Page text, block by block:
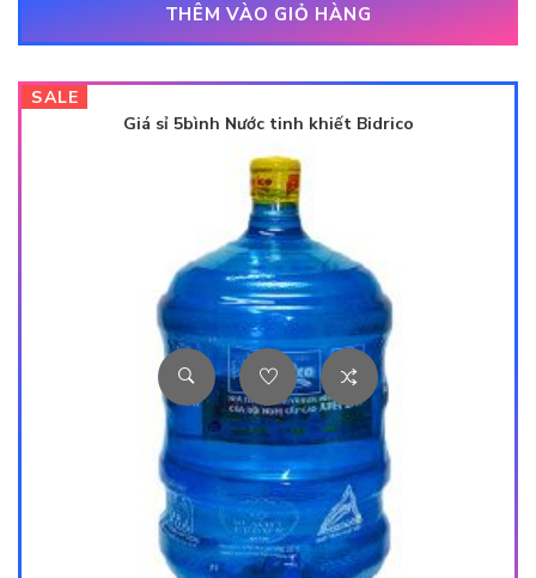
THÊM VÀO GIỎ HÀNG
SALE
Giá sỉ 5bình Nước tinh khiết Bidrico